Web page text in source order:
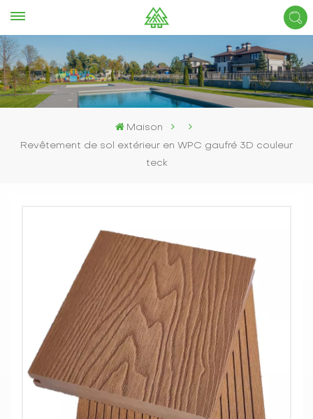
Maison
Revêtement de sol extérieur en WPC gaufré 3D couleur
teck